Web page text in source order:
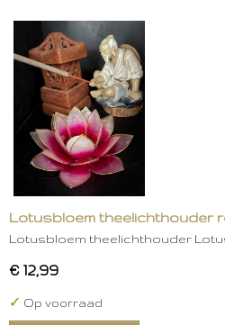
Lotusbloem theelichthouder
Lotusbloem theelichthouder
€ 12,99
✓ Op voorraad